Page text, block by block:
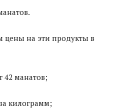
цены на эти продукты в
42 манатов;
килограмм;